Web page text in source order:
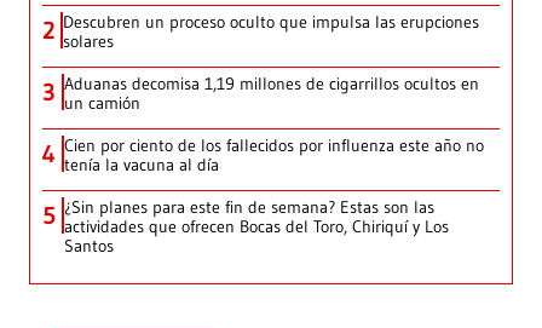
2 Descubren un proceso oculto que impulsa las erupciones
solares
3 Aduanas decomisa 1,19 millones de cigarrillos ocultos en
un camión
4 Cien por ciento de los fallecidos por influenza este año no
tenía la vacuna al día
5 ¿Sin planes para este fin de semana? Estas son las
actividades que ofrecen Bocas del Toro, Chiriquí y Los
Santos